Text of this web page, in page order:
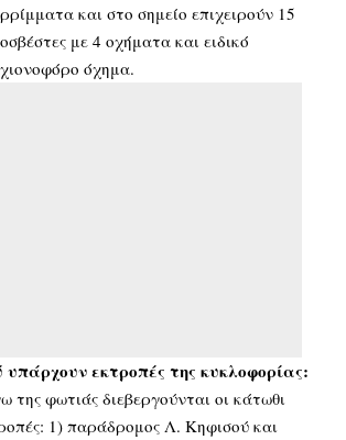
και στο σημείο επιχειρούν 15
με 4 οχήματα και ειδικό
όχημα.
εκτροπές της κυκλοφορίας:
της φωτιάς διεβεργούνται οι κάτωθι
1) παράδρομος Λ. Κηφισού και